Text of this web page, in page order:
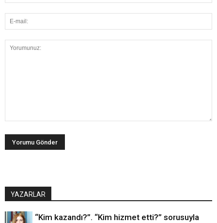
YAZARLAR
“Kim kazandı?”. “Kim hizmet etti?” sorusuyla